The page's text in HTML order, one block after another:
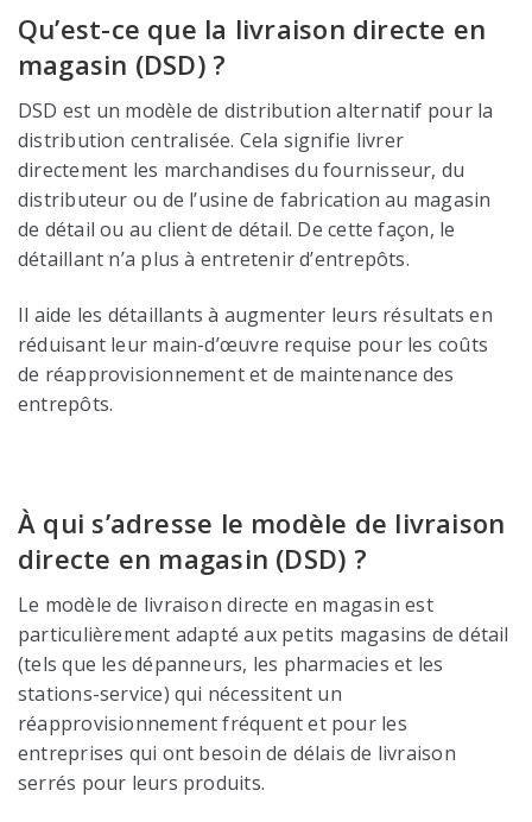
Qu’est-ce que la livraison directe en
magasin (DSD) ?
DSD est un modèle de distribution alternatif pour la
distribution centralisée. Cela signifie livrer
directement les marchandises du fournisseur, du
distributeur ou de l’usine de fabrication au magasin
de détail ou au client de détail. De cette façon, le
détaillant n’a plus à entretenir d’entrepôts.
Il aide les détaillants à augmenter leurs résultats en
réduisant leur main-d’œuvre requise pour les coûts
de réapprovisionnement et de maintenance des
entrepôts.
À qui s’adresse le modèle de livraison
directe en magasin (DSD) ?
Le modèle de livraison directe en magasin est
particulièrement adapté aux petits magasins de détail
(tels que les dépanneurs, les pharmacies et les
stations-service) qui nécessitent un
réapprovisionnement fréquent et pour les
entreprises qui ont besoin de délais de livraison
serrés pour leurs produits.